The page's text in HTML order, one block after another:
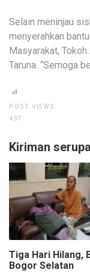
Selain meninjau
menyerahkan
Masyarakat,
Taruna. “Semoga
POST VIEWS:
437
Kiriman serupa
Tiga Hari Hilang,
Bogor Selatan